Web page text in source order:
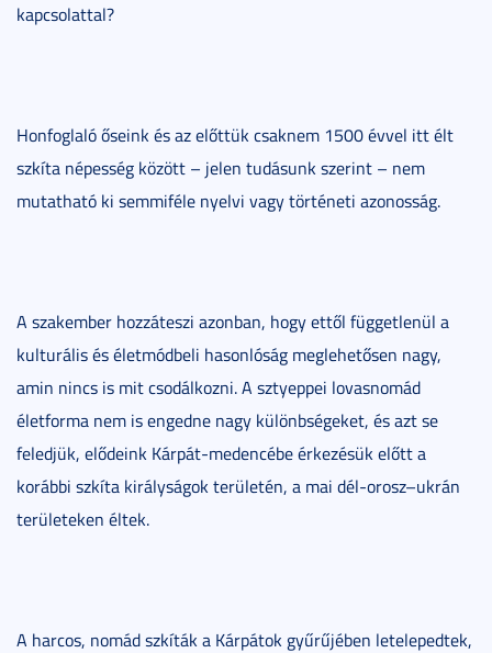
kapcsolattal?
Honfoglaló őseink és az előttük csaknem 1500 évvel itt élt
szkíta népesség között – jelen tudásunk szerint – nem
mutatható ki semmiféle nyelvi vagy történeti azonosság.
A szakember hozzáteszi azonban, hogy ettől függetlenül a
kulturális és életmódbeli hasonlóság meglehetősen nagy,
amin nincs is mit csodálkozni. A sztyeppei lovasnomád
életforma nem is engedne nagy különbségeket, és azt se
feledjük, elődeink Kárpát-medencébe érkezésük előtt a
korábbi szkíta királyságok területén, a mai dél-orosz–ukrán
területeken éltek.
A harcos, nomád szkíták a Kárpátok gyűrűjében letelepedtek,